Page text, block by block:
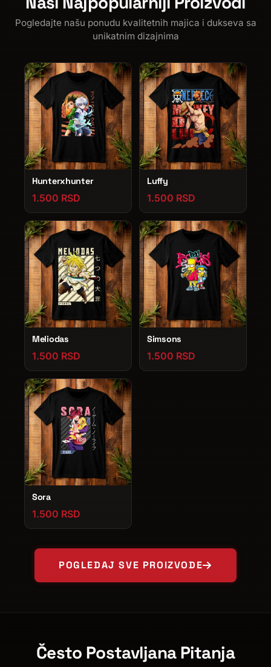
Pogledajte našu ponudu kvalitetnih majica i dukseva sa
unikatnim dizajnima
Hunterxhunter
1.500 RSD
Luffy
1.500 RSD
Meliodas
1.500 RSD
Simsons
1.500 RSD
Sora
1.500 RSD
POGLEDAJ SVE PROIZVODE
Često Postavljana Pitanja